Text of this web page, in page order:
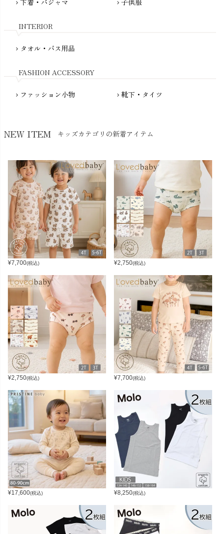
My Little Cozmo（マイリトルコズモ）
NATURAPURA（ナチュラプラ）
NewNative（ニューネイティブ）
chevron_right chevron_right
INTERIOR
chevron_right タオル・バス用品
FASHION ACCESSORY
chevron_right ファッション小物 chevron_right 靴下・タイツ
NEW ITEM キッズカテゴリの新着アイテム
¥7,700(税込) ¥2,750(税込)
¥2,750(税込) ¥7,700(税込)
¥17,600(税込) ¥8,250(税込)